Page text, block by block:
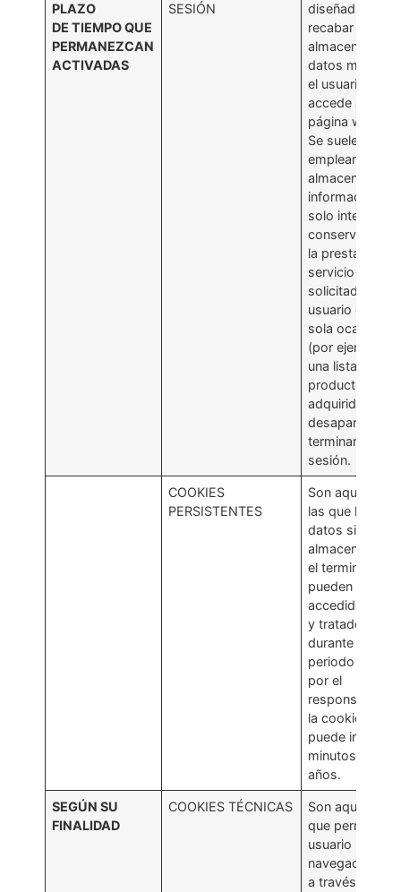
PLAZO
DE TIEMPO QUE
PERMANEZCAN
ACTIVADAS
SESIÓN
diseñadas para
recabar y
almacenar
datos mientras
el usuario
accede a una
página web.
Se suelen
emplear para
almacenar
información
solo interesa
conservar para
la prestación
servicio
solicitado por
usuario en una
sola ocasión
(por ejemplo,
una lista de
productos
adquiridos) y
desaparecen al
terminar la
sesión.
COOKIES
PERSISTENTES
Son aquellas
las que los
datos siguen
almacenados
el terminal y
pueden ser
accedidos
y tratados
durante un
periodo
por el
responsable de
la cookie, y
puede ir de
minutos a
años.
SEGÚN SU
FINALIDAD
COOKIES TÉCNICAS
Son aquellas
que permiten al
usuario la
navegación
a través de una